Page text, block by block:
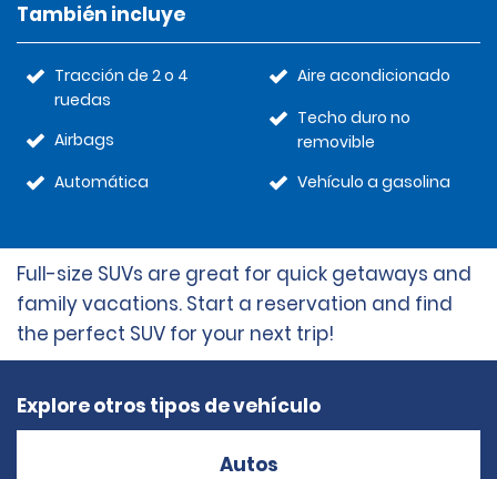
También incluye
Tracción de 2 o 4
ruedas
Airbags
Automática
Aire acondicionado
Techo duro no
removible
Vehículo a gasolina
Full-size SUVs are great for quick getaways and
family vacations. Start a reservation and find
the perfect SUV for your next trip!
Explore otros tipos de vehículo
Autos